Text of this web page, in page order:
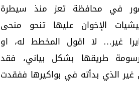
في محافظة تعز منذ سيطرة
الإخوان عليها تنحو منحى
غير… لا اقول المخطط له، او
طريقها بشكل بياني، فقد
غير الذي بدأته في بواكيرها ففقدت